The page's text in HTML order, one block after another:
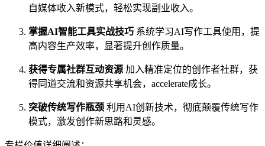
自媒体收入新模式，轻松实现副业收入。
掌握AI智能工具实战技巧 系统学习AI写作工具使用，提
高内容生产效率，显著提升创作质量。
获得专属社群互动资源 加入精准定位的创作者社群，获
得同道交流和资源共享机会，accelerate成长。
突破传统写作瓶颈 利用AI创新技术，彻底颠覆传统写作
模式，激发创作新思路和灵感。